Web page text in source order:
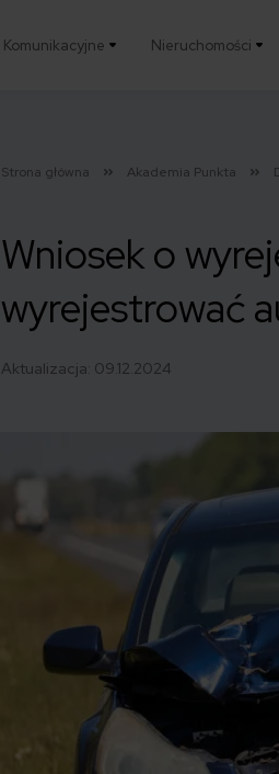
Komunikacyjne Nieruchomości
Strona główna Akademia Punkta
Wniosek o
wyrejestrować
Aktualizacja: 09.12.2024